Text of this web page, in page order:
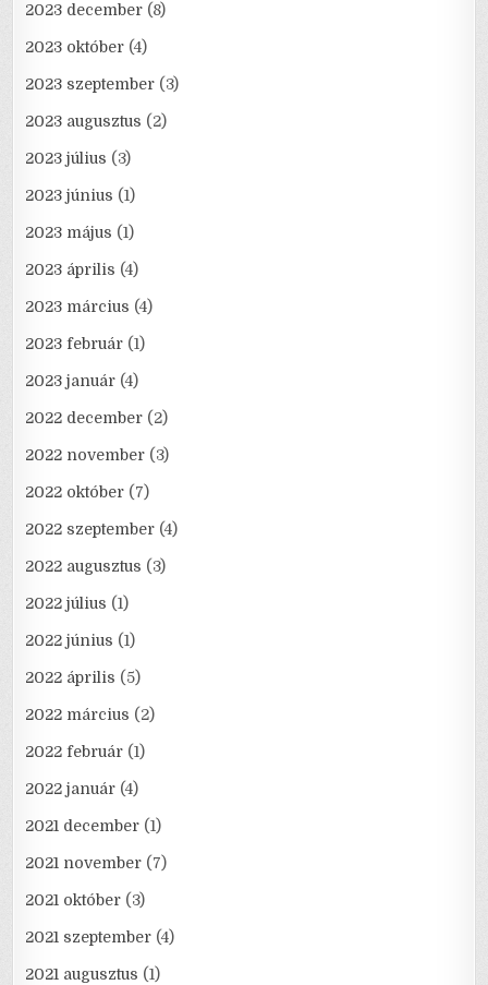
2023 december (8)
2023 október (4)
2023 szeptember (3)
2023 augusztus (2)
2023 július (3)
2023 június (1)
2023 május (1)
2023 április (4)
2023 március (4)
2023 február (1)
2023 január (4)
2022 december (2)
2022 november (3)
2022 október (7)
2022 szeptember (4)
2022 augusztus (3)
2022 július (1)
2022 június (1)
2022 április (5)
2022 március (2)
2022 február (1)
2022 január (4)
2021 december (1)
2021 november (7)
2021 október (3)
2021 szeptember (4)
2021 augusztus (1)